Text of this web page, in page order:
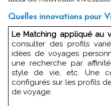
Quelles innovations pour
Le Matching appliqué au
consulter des profils
idées de voyages
une recherche par
style de vie, etc. Une
configurés sur les profils
de voyage.